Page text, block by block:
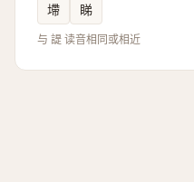
墆
睇
与 諟 读音相同或相近